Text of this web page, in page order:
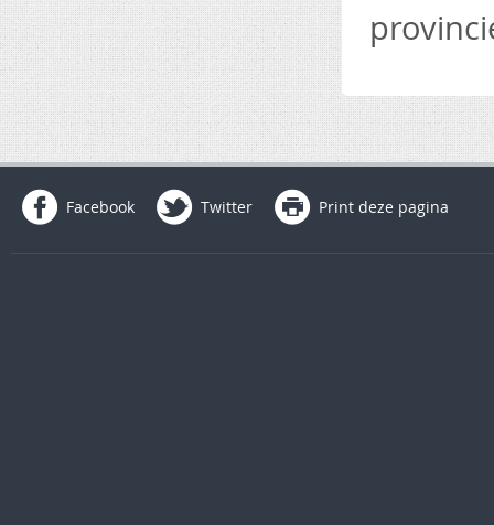
Facebook Twitter Print deze pagina